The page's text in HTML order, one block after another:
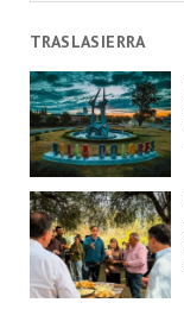
TRASLASIERRA